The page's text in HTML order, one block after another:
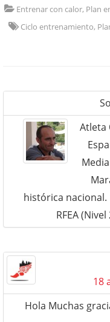
Entrenar con calor, Plan
Ciclo entrenamiento,
Atleta
histórica
RFEA
18
Hola Muchas